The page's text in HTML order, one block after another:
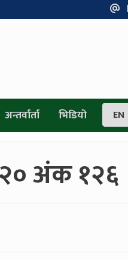
अन्तर्वार्ता भिडियो EN
अंक १२६